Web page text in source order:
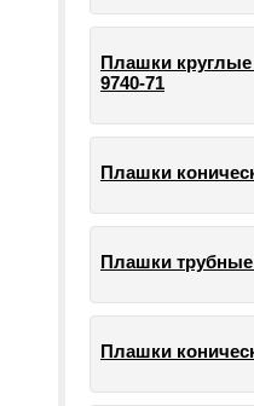
Плашки круглые
9740-71
Плашки
Плашки
Плашки